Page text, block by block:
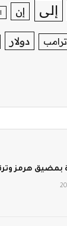
إلى إن
ترامب دولار
بمضيق هرمز